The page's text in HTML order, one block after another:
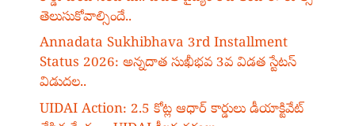
తెలుసుకోవాల్సిందే..
Annadata Sukhibhava 3rd Installment
Status 2026: అన్నదాత సుఖీభవ 3వ విడత స్టేటస్
విడుదల..
UIDAI Action: 2.5 కోట్ల ఆధార్ కార్డులు డీయాక్టివేట్